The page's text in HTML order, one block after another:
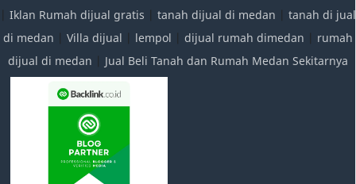
| Iklan Rumah dijual gratis | tanah dijual di medan | tanah di jual
di medan | Villa dijual | lempol | dijual rumah dimedan | rumah
dijual di medan | Jual Beli Tanah dan Rumah Medan Sekitarnya